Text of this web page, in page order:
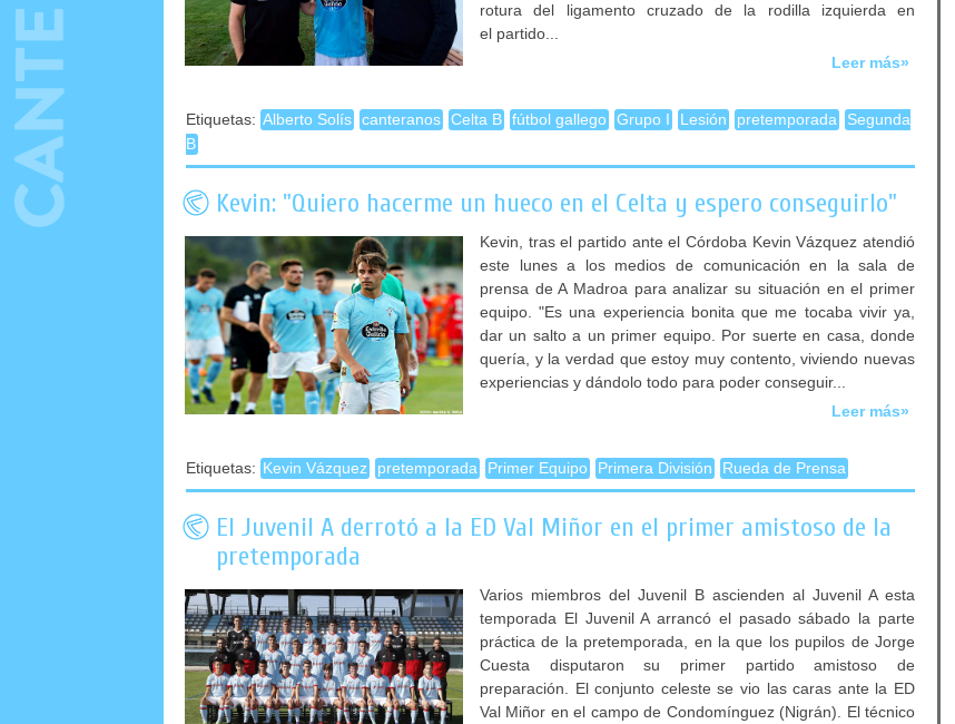
rotura del ligamento cruzado de la rodilla izquierda en
el partido...
Leer más»
Etiquetas: Alberto Solís canteranos Celta B fútbol gallego Grupo I Lesión pretemporada
Segunda
B
Kevin: "Quiero hacerme un hueco en el Celta y espero conseguirlo"
Kevin, tras el partido ante el Córdoba Kevin Vázquez atendió
este lunes a los medios de comunicación en la sala de
prensa de A Madroa para analizar su situación en el primer
equipo. "Es una experiencia bonita que me tocaba vivir ya,
dar un salto a un primer equipo. Por suerte en casa, donde
quería, y la verdad que estoy muy contento, viviendo nuevas
experiencias y dándolo todo para poder conseguir...
Leer más»
Etiquetas: Kevin Vázquez pretemporada Primer Equipo Primera División Rueda de Prensa
El Juvenil A derrotó a la ED Val Miñor en el primer amistoso de la
pretemporada
Varios miembros del Juvenil B ascienden al Juvenil A esta
temporada El Juvenil A arrancó el pasado sábado la parte
práctica de la pretemporada, en la que los pupilos de Jorge
Cuesta disputaron su primer partido amistoso de
preparación. El conjunto celeste se vio las caras ante la ED
Val Miñor en el campo de Condomínguez (Nigrán). El técnico